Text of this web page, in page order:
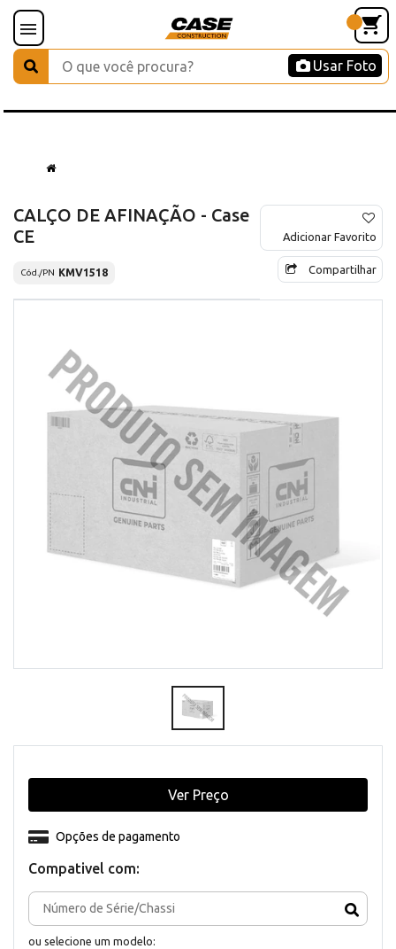
Usar Foto
CALÇO DE AFINAÇÃO - Case
CE
Cód./PN KMV1518
Adicionar Favorito
Compartilhar
Compativel com:
ou selecione um modelo:
Opções de pagamento
Ver Preço